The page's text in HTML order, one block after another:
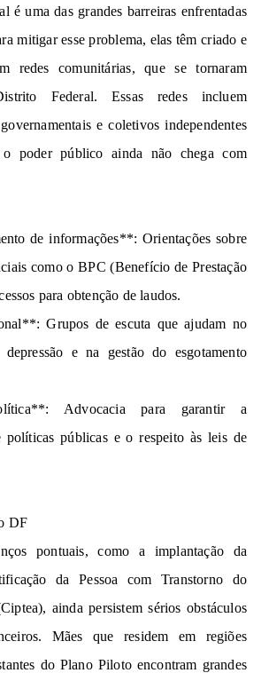
é uma das grandes barreiras enfrentadas
ra mitigar esse problema, elas têm criado e
redes comunitárias, que se tornaram
rito Federal.
Essas redes incluem
não governamentais e coletivos independentes
o poder público ainda não chega com
deinformações**: Orientações sobre
como o BPC (Benefício de Prestação
essos para obtenção delaudos.
Grupos de escuta que ajudam n
depressão e na gestão do
lítica**: Advocacia para garantir a
políticas públicas e o respeito às leis de
DF
pontuais, como a implantação da
da Pessoa com Transtorno do
ainda persistem sérios obstáculos
os. Mães que residem em r
do Plano Piloto encontram